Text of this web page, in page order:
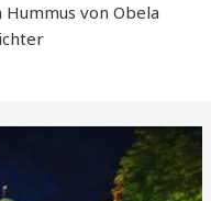
von Obela